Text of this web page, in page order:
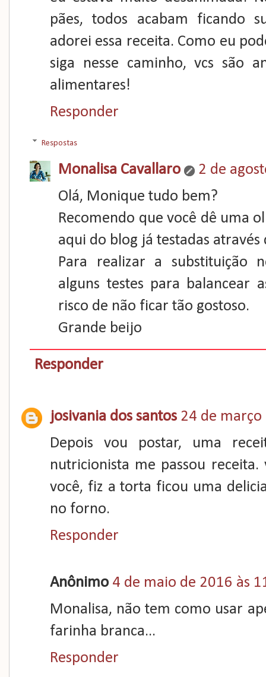
pães, todos acabam ficando
adorei essa receita. Como eu
siga nesse caminho, vcs são
alimentares!
Responder
Respostas
Monalisa Cavallaro
2 de
Olá, Monique tudo bem?
Recomendo que você dê uma
aqui do blog já testadas através
Para realizar a substituição
alguns testes para balancear
risco de não ficar tão gostoso.
Grande beijo
Responder
josivania dos santos 24 de março
Depois vou postar, uma
nutricionista me passou
você, fiz a torta ficou uma
no forno.
Responder
Anônimo 4 de maio de 2016 às
Monalisa, não tem como usar
farinha branca...
Responder